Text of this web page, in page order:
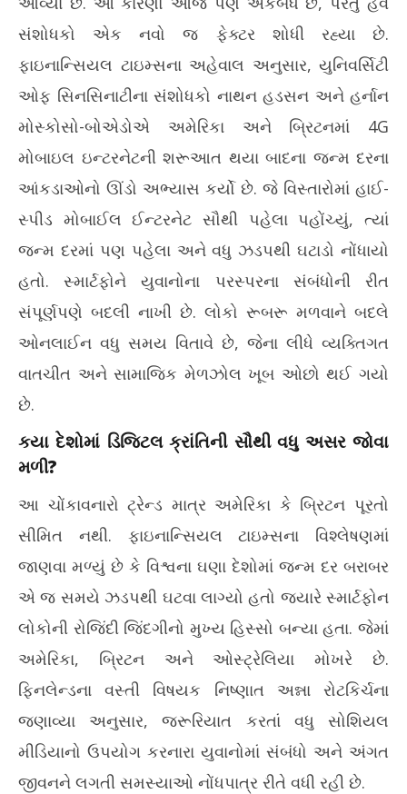
સંશોધકો એક નવો જ ફેક્ટર શોધી રહ્યા છે.
ફાઇનાન્સિયલ ટાઇમ્સના અહેવાલ અનુસાર, યુનિવર્સિટી
ઓફ સિનસિનાટીના સંશોધકો નાથન હડસન અને હર્નાન
મોસ્કોસો-બોએડોએ અમેરિકા અને બ્રિટનમાં 4G
મોબાઇલ ઇન્ટરનેટની શરૂઆત થયા બાદના જન્મ દરના
આંકડાઓનો ઊંડો અભ્યાસ કર્યો છે. જે વિસ્તારોમાં હાઈ-
સ્પીડ મોબાઈલ ઈન્ટરનેટ સૌથી પહેલા પહોંચ્યું, ત્યાં
જન્મ દરમાં પણ પહેલા અને વધુ ઝડપથી ઘટાડો નોંધાયો
હતો. સ્માર્ટફોને યુવાનોના પરસ્પરના સંબંધોની રીત
સંપૂર્ણપણે બદલી નાખી છે. લોકો રૂબરૂ મળવાને બદલે
ઓનલાઈન વધુ સમય વિતાવે છે, જેના લીધે વ્યક્તિગત
વાતચીત અને સામાજિક મેળઝોલ ખૂબ ઓછો થઈ ગયો
છે.
કયા દેશોમાં ડિજિટલ ક્રાંતિની સૌથી વધુ અસર જોવા
મળી?
આ ચોંકાવનારો ટ્રેન્ડ માત્ર અમેરિકા કે બ્રિટન પૂરતો
સીમિત નથી. ફાઇનાન્સિયલ ટાઇમ્સના વિશ્લેષણમાં
જાણવા મળ્યું છે કે વિશ્વના ઘણા દેશોમાં જન્મ દર બરાબર
એ જ સમયે ઝડપથી ઘટવા લાગ્યો હતો જ્યારે સ્માર્ટફોન
લોકોની રોજિંદી જિંદગીનો મુખ્ય હિસ્સો બન્યા હતા. જેમાં
અમેરિકા, બ્રિટન અને ઓસ્ટ્રેલિયા મોખરે છે.
ફિનલેન્ડના વસ્તી વિષયક નિષ્ણાત અન્ના રોટકિર્ચના
જણાવ્યા અનુસાર, જરૂરિયાત કરતાં વધુ સોશિયલ
મીડિયાનો ઉપયોગ કરનારા યુવાનોમાં સંબંધો અને અંગત
જીવનને લગતી સમસ્યાઓ નોંધપાત્ર રીતે વધી રહી છે.